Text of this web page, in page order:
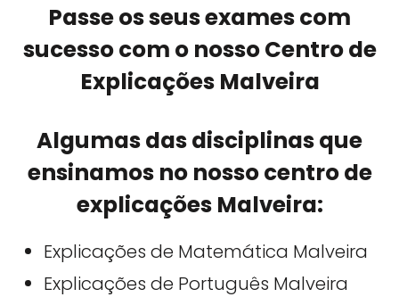
Passe os seus exames com
sucesso com o nosso Centro de
Explicações Malveira
Algumas das disciplinas que
ensinamos no nosso centro de
explicações Malveira:
Explicações de Matemática Malveira
Explicações de Português Malveira